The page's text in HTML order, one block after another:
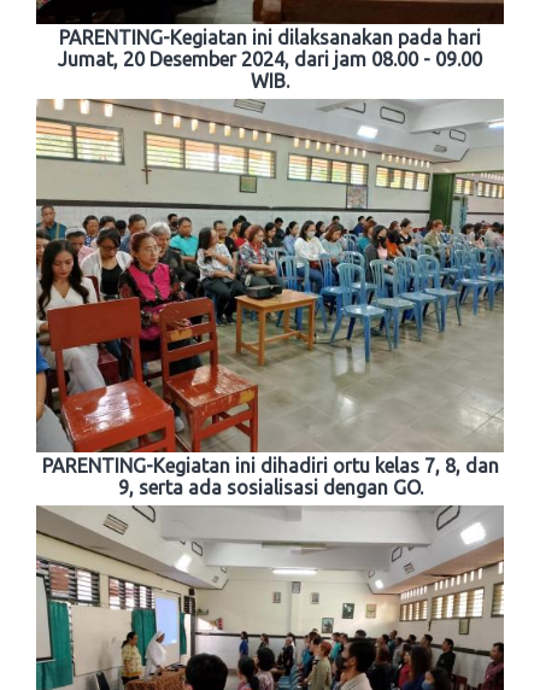
PARENTING-Kegiatan ini dilaksanakan pada hari
Jumat, 20 Desember 2024, dari jam 08.00 - 09.00
WIB.
PARENTING-Kegiatan ini dihadiri ortu kelas 7, 8, dan
9, serta ada sosialisasi dengan GO.